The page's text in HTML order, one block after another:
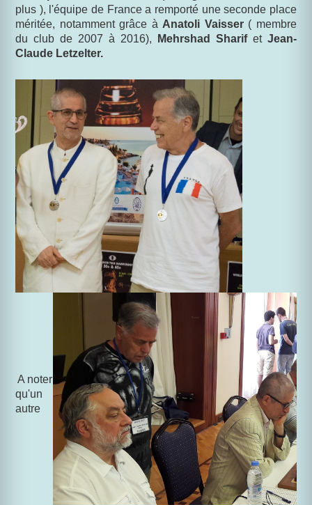
plus ), l'équipe de France a remporté une seconde place
méritée, notamment grâce à Anatoli Vaisser( membre
du club de 2007 à 2016),
Mehrshad Sharif et Jean-
Claude Letzelter.
A noter
qu'un
autre